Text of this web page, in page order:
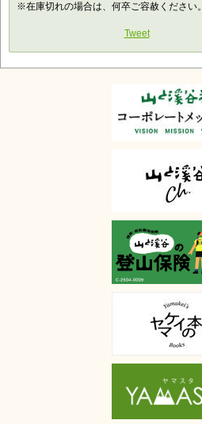
※在庫切れの場合は、何卒ご容赦ください。
Tweet